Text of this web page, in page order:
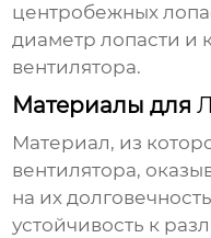
центробежных
диаметрлопасти и
вентилятора.
Материалы для
Материал, из
вентилятора,
на их
устойчивость к